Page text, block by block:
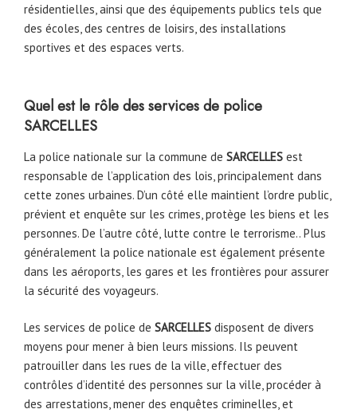
résidentielles, ainsi que des équipements publics tels que
des écoles, des centres de loisirs, des installations
sportives et des espaces verts.
Quel est le rôle des services de police
SARCELLES
La police nationale sur la commune de SARCELLES est
responsable de l’application des lois, principalement dans
cette zones urbaines. D’un côté elle maintient l’ordre public,
prévient et enquête sur les crimes, protège les biens et les
personnes. De l’autre côté, lutte contre le terrorisme.. Plus
généralement la police nationale est également présente
dans les aéroports, les gares et les frontières pour assurer
la sécurité des voyageurs.
Les services de police de SARCELLES disposent de divers
moyens pour mener à bien leurs missions. Ils peuvent
patrouiller dans les rues de la ville, effectuer des
contrôles d’identité des personnes sur la ville, procéder à
des arrestations, mener des enquêtes criminelles, et